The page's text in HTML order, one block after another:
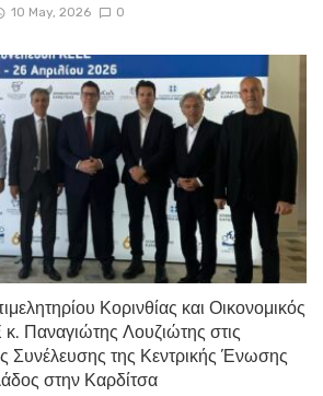
10 May, 2026 0
Κορινθίας και Οικονομικός
Παναγιώτης Λουζιώτης στις
Συνέλευσης της Κεντρικής Ένωσης
στην Καρδίτσα